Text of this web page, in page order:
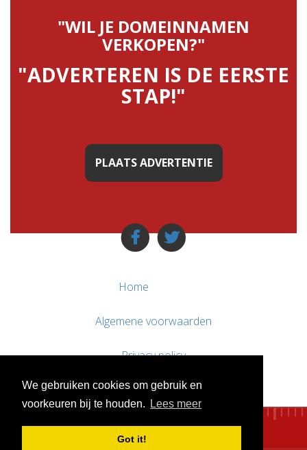
We gebruiken cookies om gebruik en
voorkeuren bij te houden.
Lees meer
Got it!
"WIL JE DOMEINNAMEN
VERKOPEN?"
"ADVERTEREN IS DE EERSTE
STAP!"
PLAATS ADVERTENTIE
Home
Algemene voorwaarden
Privacy policy
Contact / Support